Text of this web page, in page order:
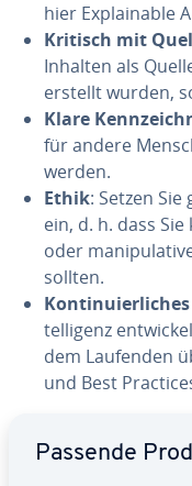
hier Ex­plainable
Kritisch mit
Inhalten als
erstellt wurden,
Klare
für andere
werden.
Ethik: Setzen
ein, d. h. dass
oder
sollten.
Kon­ti­nu­ier­li­ches
tel­li­genz
dem Laufenden
und Best
Passende